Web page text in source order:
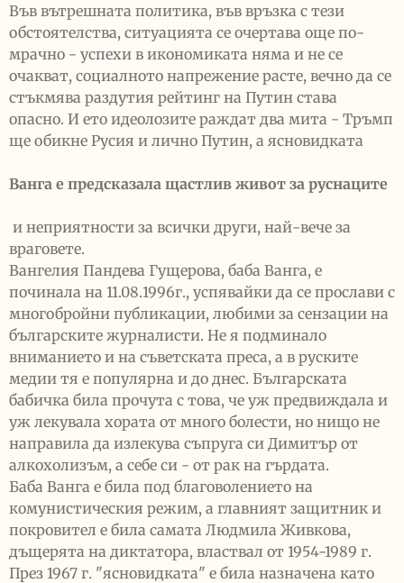
Във вътрешната политика, във връзка с тези
обстоятелства, ситуацията се очертава още по-
мрачно - успехи в икономиката няма и не се
очакват, социалното напрежение расте, вечно да се
стъкмява раздутия рейтинг на Путин става
опасно. И ето идеолозите раждат два мита - Тръмп
ще обикне Русия и лично Путин, а ясновидката
Ванга е предсказала щастлив живот за руснаците
и неприятности за всички други, най-вече за
враговете.
Вангелия Пандева Гущерова, баба Ванга, е
починала на 11.08.1996г., успявайки да се прослави с
многобройни публикации, любими за сензации на
българските журналисти. Не я подминало
вниманието и на съветската преса, а в руските
медии тя е популярна и до днес. Българската
бабичка била прочута с това, че уж предвиждала и
уж лекувала хората от много болести, но нищо не
направила да излекува съпруга си Димитър от
алкохолизъм, а себе си - от рак на гърдата.
Баба Ванга е била под благоволението на
комунистическия режим, а главният защитник и
покровител е била самата Людмила Живкова,
дъщерята на диктатора, властвал от 1954-1989 г.
През 1967 г. "ясновидката" е била назначена като